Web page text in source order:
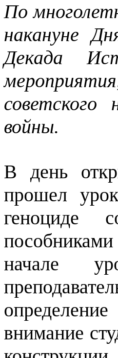
По
накануне
Декада
войны.
В день
прошел
геноциде
начале
внимание